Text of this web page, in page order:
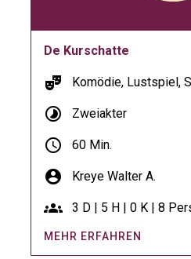
De Kurschatte
theater_comedy Komödie, Lustspiel,
timelapse Zweiakter
schedule 60 Min.
account_circle Kreye Walter A.
groups 3 D | 5 H | 0 K | 8
MEHR ERFAHREN